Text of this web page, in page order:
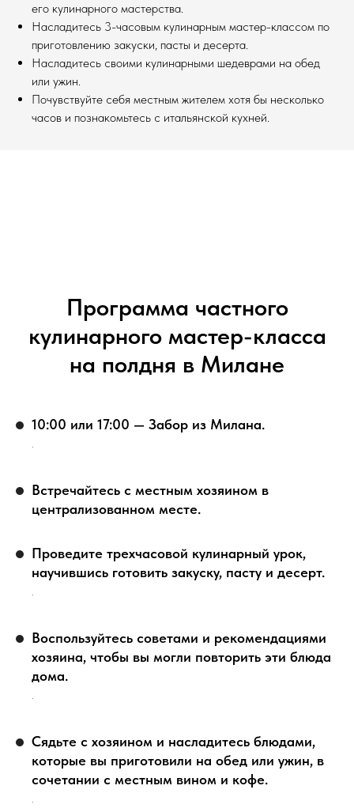
его кулинарного мастерства.
Насладитесь 3-часовым кулинарным мастер-классом по
приготовлению закуски, пасты и десерта.
Насладитесь своими кулинарными шедеврами на обед
или ужин.
Почувствуйте себя местным жителем хотя бы несколько
часов и познакомьтесь с итальянской кухней.
Программа частного
кулинарного мастер-класса
на полдня в Милане
10:00 или 17:00 — Забор из Милана.
.
Встречайтесь с местным хозяином в
централизованном месте.
Проведите трехчасовой кулинарный урок,
научившись готовить закуску, пасту и десерт.
.
Воспользуйтесь советами и рекомендациями
хозяина, чтобы вы могли повторить эти блюда
дома.
.
Сядьте с хозяином и насладитесь блюдами,
которые вы приготовили на обед или ужин, в
сочетании с местным вином и кофе.
.